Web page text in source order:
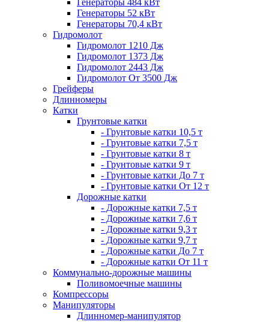
Генераторы 484 кВт
Генераторы 52 кВт
Генераторы 70,4 кВт
Гидромолот
Гидромолот 1210 Дж
Гидромолот 1373 Дж
Гидромолот 2443 Дж
Гидромолот От 3500 Дж
Грейферы
Длинномеры
Катки
Грунтовые катки
- Грунтовые катки 10,5 т
- Грунтовые катки 7,5 т
- Грунтовые катки 8 т
- Грунтовые катки 9 т
- Грунтовые катки До 7 т
- Грунтовые катки От 12 т
Дорожные катки
- Дорожные катки 7,5 т
- Дорожные катки 7,6 т
- Дорожные катки 9,3 т
- Дорожные катки 9,7 т
- Дорожные катки До 7 т
- Дорожные катки От 11 т
Коммунально-дорожные машины
Поливомоечные машины
Компрессоры
Манипуляторы
Длинномер-манипулятор